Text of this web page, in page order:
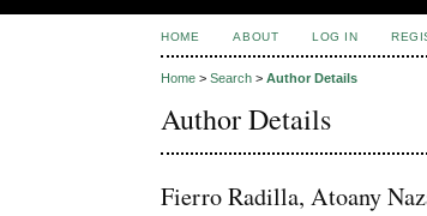
HOME ABOUT LOG IN
Home >Search >Author Details
Author Details
Fierro Radilla, Atoany